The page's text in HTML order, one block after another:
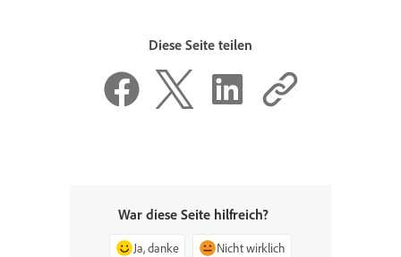
Diese Seite teilen
War diese Seite hilfreich?
Ja, danke Nicht wirklich